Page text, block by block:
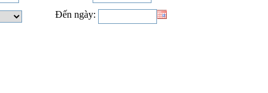
Đến ngày: